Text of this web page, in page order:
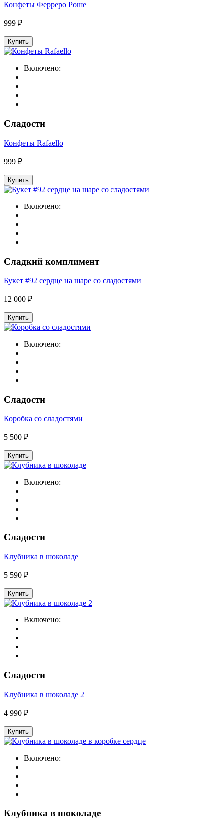
Конфеты Ферреро Роше
999 ₽
Купить
Включено:
Сладости
Конфеты Rafaello
999 ₽
Купить
Включено:
Сладкий комплимент
Букет #92 сердце на шаре со сладостями
12 000 ₽
Купить
Включено:
Сладости
Коробка со сладостями
5 500 ₽
Купить
Включено:
Сладости
Клубника в шоколаде
5 590 ₽
Купить
Включено:
Сладости
Клубника в шоколаде 2
4 990 ₽
Купить
Включено:
Клубника в шоколаде